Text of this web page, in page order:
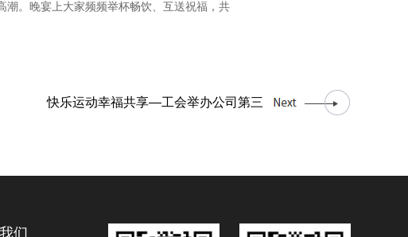
潮。晚宴上大家频频举杯畅饮、互送祝福，共
快乐运动幸福共享—工会举办公司第三
们